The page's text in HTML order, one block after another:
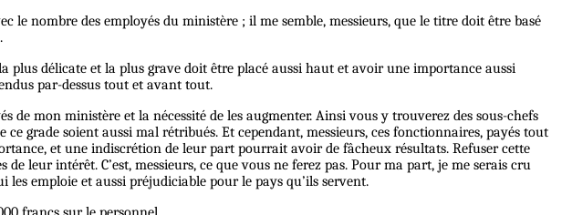
le nombre des employés du ministère ; il me semble, messieurs, que le titre doit être basé
délicate et la plus grave doit être placé aussi haut et avoir une importance aussi
par-dessus tout et avant tout.
de mon ministère et la nécessité de les augmenter. Ainsi vous y trouverez des sous-chefs
grade soient aussi mal rétribués. Et cependant, messieurs, ces fonctionnaires, payés tout
et une indiscrétion de leur part pourrait avoir de fâcheux résultats. Refuser cette
leur intérêt. C’est, messieurs, ce que vous ne ferez pas. Pour ma part, je me serais cru
emploie et aussi préjudiciable pour le pays qu’ils servent.